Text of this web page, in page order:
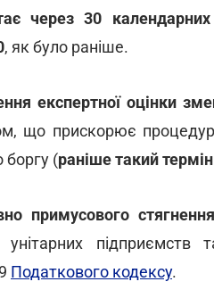
через 30 календарних
, як було раніше.
експертної оцінки
що прискорює
боргу (раніше такий
примусового стягнення
підприємств
Податкового кодексу.